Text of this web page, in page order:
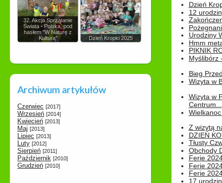
32. Akcja Sprzątanie
Świata - Polska, pod
hasłem "W Naturę z
Kulturą"
Dzień Kropki 2025
Archiwum artykułów
Czerwiec [2017]
Wrzesień [2014]
Kwiecień [2013]
Maj [2013]
Lipiec [2013]
Luty [2012]
Sierpień [2011]
Październik [2010]
Grudzień [2010]
Dzień
12
Urodziny
Hmm
PIKNIK
Myślibórz
Bieg
Wizyta w
Wizyta w
Centrum...
Z wizytą
DZIEŃ
Tłusty
Obchody
Ferie
Ferie
Ferie
17